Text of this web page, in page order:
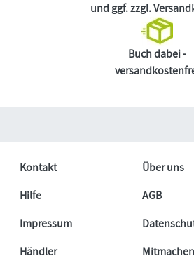
und ggf. zzgl.
Buch dabei -
Kontakt
Über uns
Hilfe
AGB
Impressum
Händler
Mitmachen